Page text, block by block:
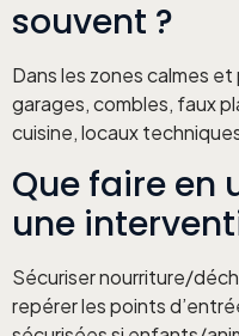
souvent ?
Dans les zones calmes
garages, combles, faux
cuisine, locaux
Que faire en
une
Sécuriser nourriture/
repérer les points